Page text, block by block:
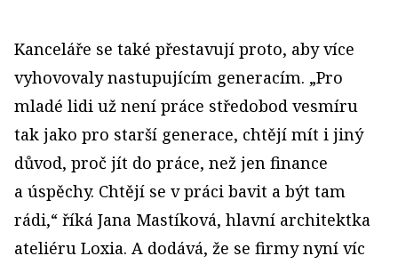
Kanceláře se také přestavují proto, aby více
vyhovovaly nastupujícím generacím. „Pro
mladé lidi už není práce středobod vesmíru
tak jako pro starší generace, chtějí mít i jiný
důvod, proč jít do práce, než jen finance
a úspěchy. Chtějí se v práci bavit a být tam
rádi,“ říká Jana Mastíková, hlavní architektka
ateliéru Loxia. A dodává, že se firmy nyní víc